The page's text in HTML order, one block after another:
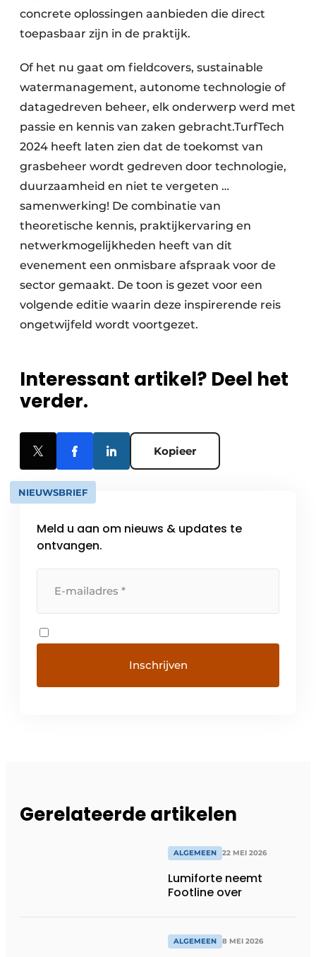
concrete oplossingen aanbieden die direct
toepasbaar zijn in de praktijk.
Of het nu gaat om fieldcovers, sustainable
watermanagement, autonome technologie of
datagedreven beheer, elk onderwerp werd met
passie en kennis van zaken gebracht.TurfTech
2024 heeft laten zien dat de toekomst van
grasbeheer wordt gedreven door technologie,
duurzaamheid en niet te vergeten …
samenwerking! De combinatie van
theoretische kennis, praktijkervaring en
netwerkmogelijkheden heeft van dit
evenement een onmisbare afspraak voor de
sector gemaakt. De toon is gezet voor een
volgende editie waarin deze inspirerende reis
ongetwijfeld wordt voortgezet.
Interessant artikel? Deel het
verder.
Kopieer
NIEUWSBRIEF
Meld u aan om nieuws & updates te
ontvangen.
Gerelateerde artikelen
ALGEMEEN 22 MEI 2026
Lumiforte neemt
Footline over
ALGEMEEN 8 MEI 2026